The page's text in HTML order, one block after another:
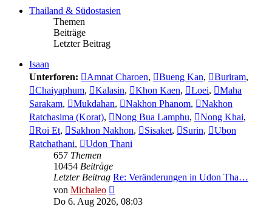
Thailand & Südostasien
Themen
Beiträge
Letzter Beitrag
Isaan
Unterforen:
Amnat Charoen, Bueng Kan, Buriram,
Chaiyaphum, Kalasin, Khon Kaen, Loei,
Maha
Sarakam, Mukdahan, Nakhon Phanom,
Nakhon
Ratchasima (Korat), Nong Bua Lamphu, Nong Khai,
Roi Et, Sakhon Nakhon, Sisaket, Surin,
Ubon
Ratchathani,
Udon Thani
657 Themen
10454 Beiträge
Letzter Beitrag Re: Veränderungen in Udon Tha…
von Michaleo
Beitrag
Do 6. Aug 2026, 08:03